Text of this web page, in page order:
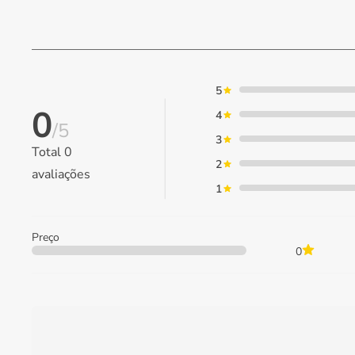
0/5
Total0
avaliações
5
4
3
2
1
Preço
0